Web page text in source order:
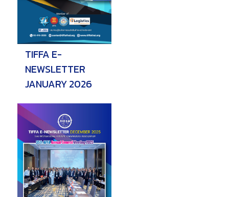
TIFFA E-
NEWSLETTER
JANUARY 2026